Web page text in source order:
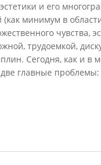
и его
минимум в
чувства,
трудоемкой,
Сегодня, как и в
главные проблемы: